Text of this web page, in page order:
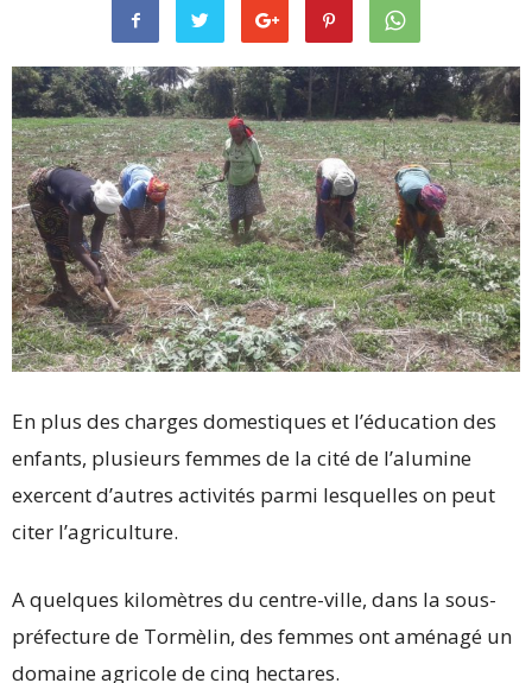
En plus des charges domestiques et l’éducation des
enfants, plusieurs femmes de la cité de l’alumine
exercent d’autres activités parmi lesquelles on peut
citer l’agriculture.
A quelques kilomètres du centre-ville, dans la sous-
préfecture de Tormèlin, des femmes ont aménagé un
domaine agricole de cinq hectares.